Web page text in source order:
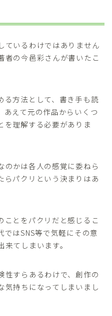
ているわけではありません
者の今邑彩さんが書いたこ
る方法として、書き手も読
あえて元の作品からいくつ
を理解する必要がありま
のかは各人の感覚に委ねら
らパクリという決まりはあ
ことをパクリだと感じるこ
ではSNS等で気軽にその意
てしまいます。
性すらあるわけで、創作の
気持ちになってしまいまし